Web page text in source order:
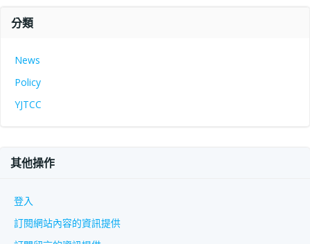
分類
News
Policy
YJTCC
其他操作
登入
訂閱網站內容的資訊提供